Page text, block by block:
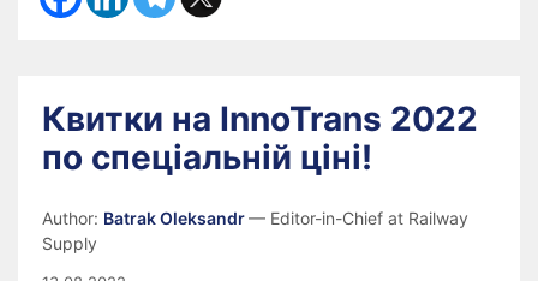
Квитки на InnoTrans 2022
по спеціальній ціні!
Author: Batrak Oleksandr— Editor-in-Chief at Railway
Supply